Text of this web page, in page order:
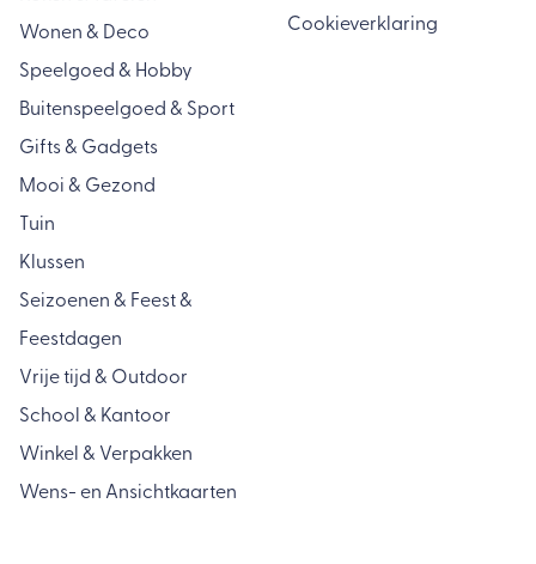
Wonen & Deco
Speelgoed & Hobby
Buitenspeelgoed & Sport
Gifts & Gadgets
Mooi & Gezond
Tuin
Klussen
Seizoenen & Feest &
Feestdagen
Vrije tijd & Outdoor
School & Kantoor
Winkel & Verpakken
Wens- en Ansichtkaarten
Cookieverklaring